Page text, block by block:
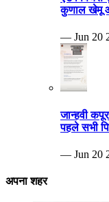
कुणाल खेमू
— Jun 20
जान्हवी
पहले सभी
— Jun 20
अपना शहर